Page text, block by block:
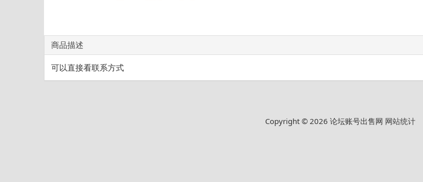
商品描述
可以直接看联系方式
Copyright © 2026 论坛账号出售网 网站统计